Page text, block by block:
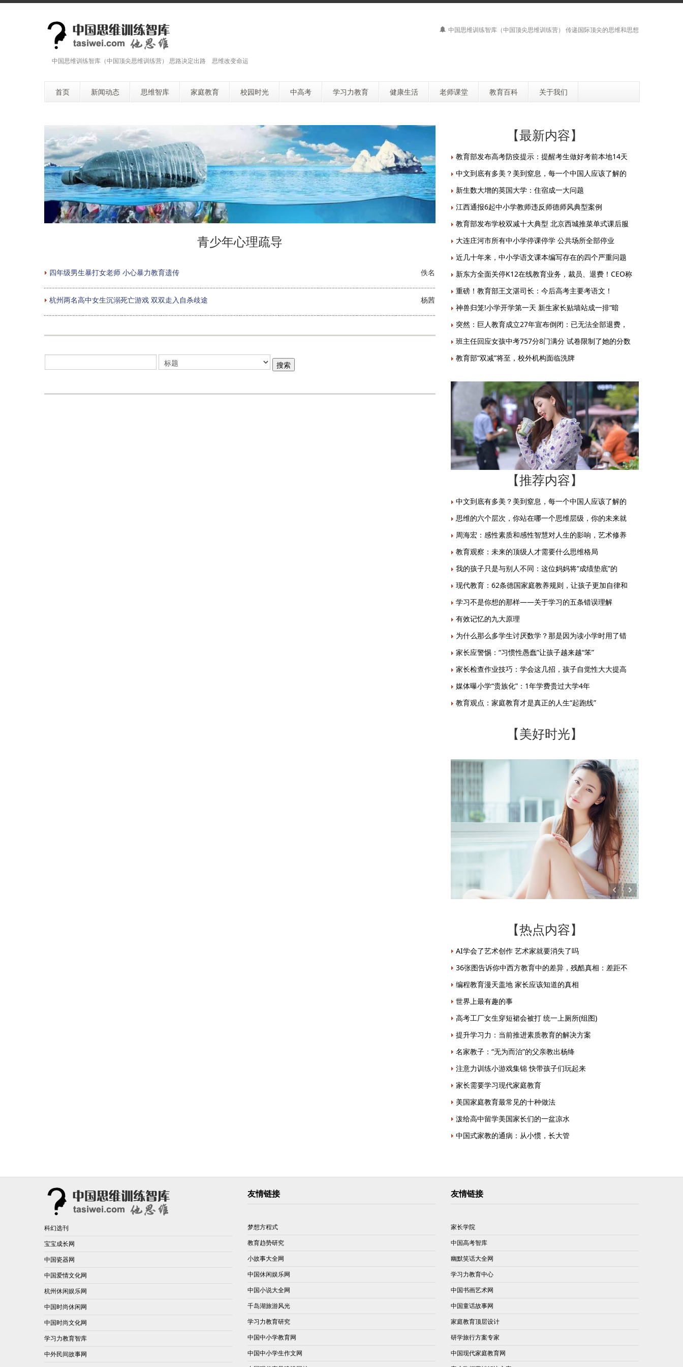
中国思维训练智库（中国顶尖思维训练营） 思路决定出路 思维改变命运
中国思维训练智库（中国顶尖思维训练营） 传递国际顶尖的思维和思想
首页 新闻动态 思维智库 家庭教育 校园时光 中高考 学习力教育 健康生活 老师课堂 教育百科 关于我们
青少年心理疏导
四年级男生暴打女老师 小心暴力教育遗传 佚名
杭州两名高中女生沉溺死亡游戏 双双走入自杀歧途 杨茜
【最新内容】
教育部发布高考防疫提示：提醒考生做好考前本地14天
中文到底有多美？美到窒息，每一个中国人应该了解的
新生数大增的英国大学：住宿成一大问题
江西通报6起中小学教师违反师德师风典型案例
教育部发布学校双减十大典型 北京西城推菜单式课后服
大连庄河市所有中小学停课停学 公共场所全部停业
近几十年来，中小学语文课本编写存在的四个严重问题
新东方全面关停K12在线教育业务，裁员、退费！CEO称
重磅！教育部王文湛司长：今后高考主要考语文！
神兽归笼!小学开学第一天 新生家长贴墙站成一排“暗
突然：巨人教育成立27年宣布倒闭：已无法全部退费，
班主任回应女孩中考757分8门满分 试卷限制了她的分数
教育部“双减”将至，校外机构面临洗牌
【推荐内容】
中文到底有多美？美到窒息，每一个中国人应该了解的
思维的六个层次，你站在哪一个思维层级，你的未来就
周海宏：感性素质和感性智慧对人生的影响，艺术修养
教育观察：未来的顶级人才需要什么思维格局
我的孩子只是与别人不同：这位妈妈将“成绩垫底”的
现代教育：62条德国家庭教养规则，让孩子更加自律和
学习不是你想的那样——关于学习的五条错误理解
有效记忆的九大原理
为什么那么多学生讨厌数学？那是因为读小学时用了错
家长应警惕：“习惯性愚蠢”让孩子越来越“笨”
家长检查作业技巧：学会这几招，孩子自觉性大大提高
媒体曝小学“贵族化”：1年学费贵过大学4年
教育观点：家庭教育才是真正的人生“起跑线”
【美好时光】
【热点内容】
AI学会了艺术创作 艺术家就要消失了吗
36张图告诉你中西方教育中的差异，残酷真相：差距不
编程教育漫天盖地 家长应该知道的真相
世界上最有趣的事
高考工厂女生穿短裙会被打 统一上厕所(组图)
提升学习力：当前推进素质教育的解决方案
名家教子：“无为而治”的父亲教出杨绛
注意力训练小游戏集锦 快带孩子们玩起来
家长需要学习现代家庭教育
美国家庭教育最常见的十种做法
泼给高中留学美国家长们的一盆凉水
中国式家教的通病：从小惯，长大管
科幻选刊
宝宝成长网
中国瓷器网
中国爱情文化网
杭州休闲娱乐网
中国时尚休闲网
中国时尚文化网
学习力教育智库
中外民间故事网
友情链接
梦想方程式
教育趋势研究
小故事大全网
中国休闲娱乐网
中国小说大全网
千岛湖旅游风光
学习力教育研究
中国中小学教育网
中国中小学生作文网
友情链接
家长学院
中国高考智库
幽默笑话大全网
学习力教育中心
中国书画艺术网
中国童话故事网
家庭教育顶层设计
研学旅行方案专家
中国现代家庭教育网